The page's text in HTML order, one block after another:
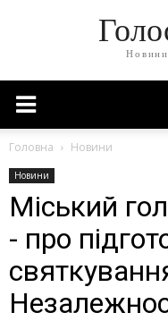
Головна Новини
Новини
Міський
- про